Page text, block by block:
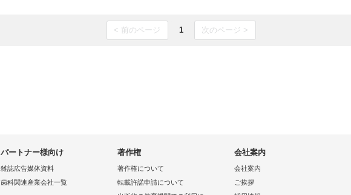
< 前のページ 1 次のページ >
パートナー様向け
雑誌広告媒体資料
歯科関連産業会社一覧
著作権
著作権について
転載許諾申請について
会社案内
会社案内
ご挨拶